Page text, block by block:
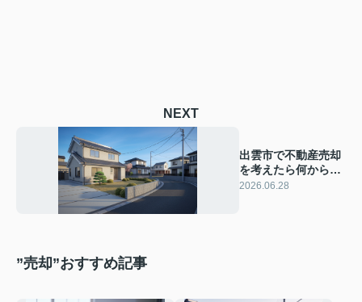
NEXT
出雲市で不動産売却
を考えたら何から始
める？流れと準備の
2026.06.28
”売却”おすすめ記事